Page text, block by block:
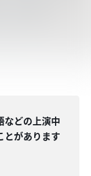
などの上演中
とがあります